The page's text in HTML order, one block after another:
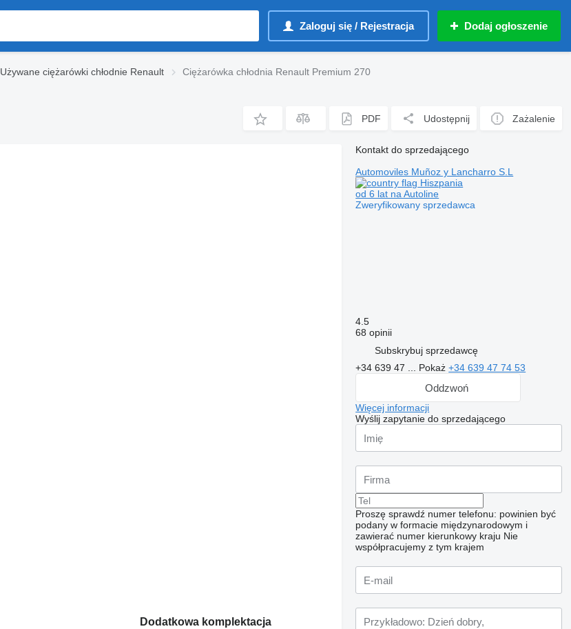
Zaloguj się / Rejestracja Dodaj ogłoszenie
Używane ciężarówki chłodnie Renault Ciężarówka chłodnia Renault Premium 270
PDF Udostępnij Zażalenie
Dodatkowa komplektacja
Kontakt do sprzedającego
Automoviles Muñoz y Lancharro S.L
Hiszpania
od 6 lat na Autoline
Zweryfikowany sprzedawca
4.5
68 opinii
Subskrybuj sprzedawcę
+34 639 47 ... Pokaż+34 639 47 74 53
Oddzwoń
Więcej informacji
Wyślij zapytanie do sprzedającego
Proszę sprawdź numer telefonu: powinien być
podany w formacie międzynarodowym i
zawierać numer kierunkowy kraju Nie
współpracujemy z tym krajem